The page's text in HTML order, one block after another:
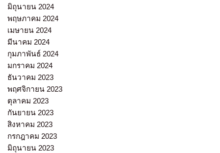
มิถุนายน 2024
พฤษภาคม 2024
เมษายน 2024
มีนาคม 2024
กุมภาพันธ์ 2024
มกราคม 2024
ธันวาคม 2023
พฤศจิกายน 2023
ตุลาคม 2023
กันยายน 2023
สิงหาคม 2023
กรกฎาคม 2023
มิถุนายน 2023